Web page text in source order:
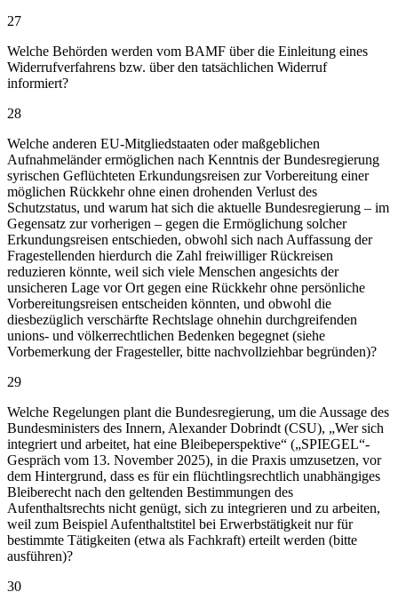
27
Welche Behörden werden vom BAMF über die Einleitung eines
Widerrufverfahrens bzw. über den tatsächlichen Widerruf
informiert?
28
Welche anderen EU-Mitgliedstaaten oder maßgeblichen
Aufnahmeländer ermöglichen nach Kenntnis der Bundesregierung
syrischen Geflüchteten Erkundungsreisen zur Vorbereitung einer
möglichen Rückkehr ohne einen drohenden Verlust des
Schutzstatus, und warum hat sich die aktuelle Bundesregierung – im
Gegensatz zur vorherigen – gegen die Ermöglichung solcher
Erkundungsreisen entschieden, obwohl sich nach Auffassung der
Fragestellenden hierdurch die Zahl freiwilliger Rückreisen
reduzieren könnte, weil sich viele Menschen angesichts der
unsicheren Lage vor Ort gegen eine Rückkehr ohne persönliche
Vorbereitungsreisen entscheiden könnten, und obwohl die
diesbezüglich verschärfte Rechtslage ohnehin durchgreifenden
unions- und völkerrechtlichen Bedenken begegnet (siehe
Vorbemerkung der Fragesteller, bitte nachvollziehbar begründen)?
29
Welche Regelungen plant die Bundesregierung, um die Aussage des
Bundesministers des Innern, Alexander Dobrindt (CSU), „Wer sich
integriert und arbeitet, hat eine Bleibeperspektive“ („SPIEGEL“-
Gespräch vom 13. November 2025), in die Praxis umzusetzen, vor
dem Hintergrund, dass es für ein flüchtlingsrechtlich unabhängiges
Bleiberecht nach den geltenden Bestimmungen des
Aufenthaltsrechts nicht genügt, sich zu integrieren und zu arbeiten,
weil zum Beispiel Aufenthaltstitel bei Erwerbstätigkeit nur für
bestimmte Tätigkeiten (etwa als Fachkraft) erteilt werden (bitte
ausführen)?
30